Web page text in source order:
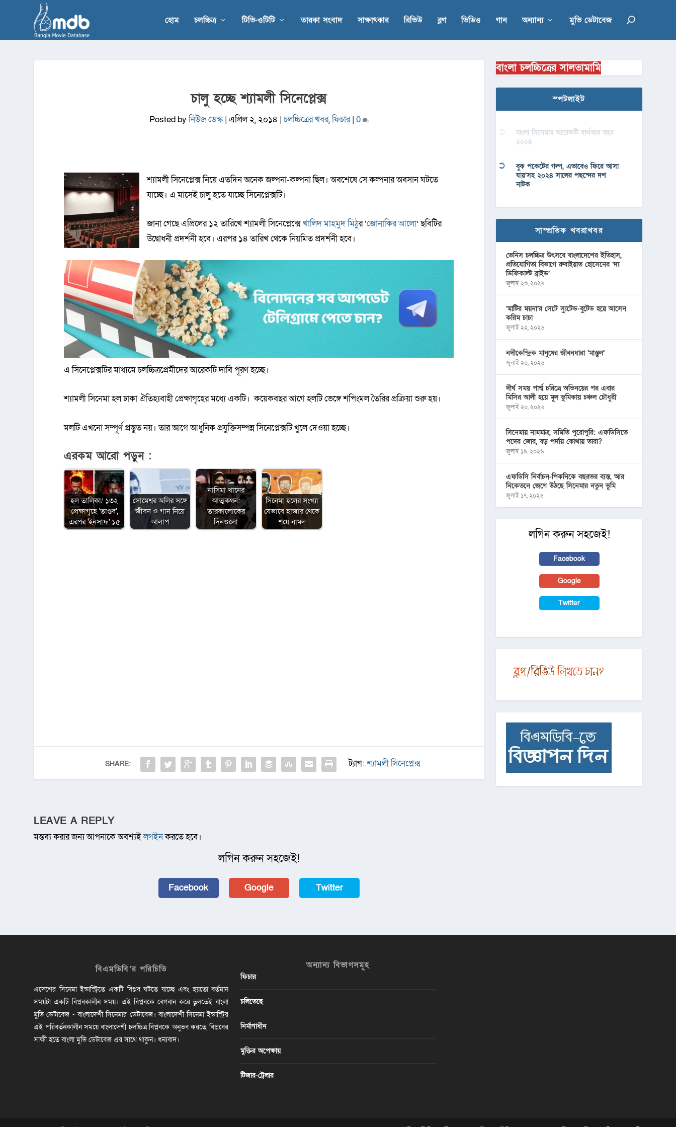
হোম চলচ্চিত্র টিভি-ওটিটি তারকা সংবাদ সাক্ষাৎকার রিভিউ ব্লগ ভিডিও গান অন্যান্য মুভি ডেটাবেজ
চালু হচ্ছে শ্যামলী সিনেপ্লেক্স
Posted byনিউজ ডেস্ক| এপ্রিল ২, ২০১৪ |চলচ্চিত্রের খবর,ফিচার| 0
শ্যামলী সিনেপ্লেক্স নিয়ে এতদিন অনেক জল্পনা-কল্পনা ছিল। অবশেষে সে কল্পনার অবসান ঘটতে
যাচ্ছে। এ মাসেই চালু হতে যাচ্ছে সিনেপ্লেক্সটি।
জানা গেছে এপ্রিলের ১২ তারিখে শ্যামলী সিনেপ্লেক্সেখালিদ মাহমুদ মিঠুর ‘জোনাকির আলো‘ ছবিটির
উদ্বোধনী প্রদর্শনী হবে। এরপর ১৪ তারিখ থেকে নিয়মিত প্রদর্শনী হবে।
এ সিনেপ্লেক্সটির মাধ্যমে চলচ্চিত্রপ্রেমীদের আরেকটি দাবি পূরণ হচ্ছে।
শ্যামলী সিনেমা হল ঢাকা ঐতিহ্যবাহী প্রেক্ষাগৃহের মধ্যে একটি। কয়েকবছর আগে হলটি ভেঙ্গে শপিংমল তৈরির প্রক্রিয়া শুরু হয়।
মলটি এখনো সম্পূর্ণ প্রস্তুত নয়। তার আগে আধুনিক প্রযুক্তিসম্পন্ন সিনেপ্লেক্সটি খুলে দেওয়া হচ্ছে।
এরকম আরো পড়ুন :
হল তালিকা/ ১৩২
প্রেক্ষাগৃহে 'তাণ্ডব',
এরপর 'ইনসাফ' ১৫
সোমেশ্বর অলির সঙ্গে
জীবন ও গান নিয়ে
আলাপ
নাসিমা খানের
আত্মকথন:
তারকালোকের
দিনগুলো
সিনেমা হলের সংখ্যা
যেভাবে হাজার থেকে
শয়ে নামল
SHARE: ট্যাগ:শ্যামলী সিনেপ্লেক্স
LEAVE A REPLY
মন্তব্য করার জন্য আপনাকে অবশ্যইলগইনকরতে হবে।
লগিন করুন সহজেই!
Facebook Google Twitter
বাংলা চলচ্চিত্রের সালতামামি
স্পটলাইট
বাংলা সিনেমার আরেকটি ব্যর্থতার বছর
২০২৪
বুক পকেটের গল্প, এভাবেও ফিরে আসা
যায়’সহ ২০২৪ সালের পছন্দের দশ
নাটক
সাম্প্রতিক খবরাখবর
ভেনিস চলচ্চিত্র উৎসবে বাংলাদেশের ইতিহাস,
প্রতিযোগিতা বিভাগে রুবাইয়াত হোসেনের ‘দ্য
ডিফিকাল্ট ব্রাইড’
জুলাই ২৩, ২০২৬
‘মাটির ময়না’র সেটে স্যুটেড-বুটেড হয়ে আসেন
করিম চাচা
জুলাই ২২, ২০২৬
নদীকেন্দ্রিক মানুষের জীবনধারা ‘মাস্তুল’
জুলাই ২০, ২০২৬
দীর্ঘ সময় পার্শ্ব চরিত্রে অভিনয়ের পর এবার
মিসির আলী হয়ে মূল ভূমিকায় চঞ্চল চৌধুরী
জুলাই ২০, ২০২৬
সিনেমায় নামমাত্র, সমিতি পুরোপুরি: এফডিসিতে
পদের জোর, বড় পর্দায় কোথায় তারা?
জুলাই ১৯, ২০২৬
এফডিসি নির্বাচন-পিকনিকে বছরভর ব্যস্ত, আর
নিকেতনে জেগে উঠছে সিনেমার নতুন ভূমি
জুলাই ১৭, ২০২৬
লগিন করুন সহজেই!
Facebook
Google
Twitter
বিএমডিবি’র পরিচিতি
এদেশের সিনেমা ইন্ডাস্ট্রিতে একটি বিপ্লব ঘটতে যাচ্ছে এবং হয়তো বর্তমান
সময়টা একটি বিপ্লবকালীন সময়। এই বিপ্লবকে বেগবান করে তুলতেই বাংলা
মুভি ডেটাবেজ - বাংলাদেশী সিনেমার ডেটাবেজ। বাংলাদেশী সিনেমা ইন্ডাস্ট্রির
এই পরিবর্তনকালীন সময়ে বাংলাদেশী চলচ্চিত্র বিপ্লবকে অনুভব করতে, বিপ্লবের
সাক্ষী হতে বাংলা মুভি ডেটাবেজ এর সাথে থাকুন। ধন্যবাদ।
অন্যান্য বিভাগসমূহ
ফিচার
চলিতেছে
নির্মাণাধীন
মুক্তির অপেক্ষায়
টিজার-ট্রেলার